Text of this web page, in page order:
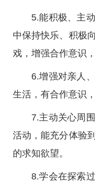
5.能积极、主
中保持快乐、积极
戏，增强合作意识
6.增强对亲人
生活，有合作意识
7.主动关心周
活动，能充分体验
的求知欲望。
8.学会在探索